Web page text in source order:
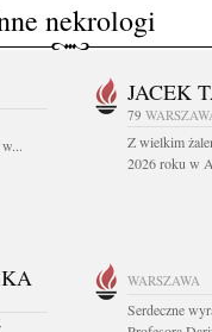
nekrologi
JACEK
79
Z wielkim
2026 roku w
WARSZAWA
Serdeczne